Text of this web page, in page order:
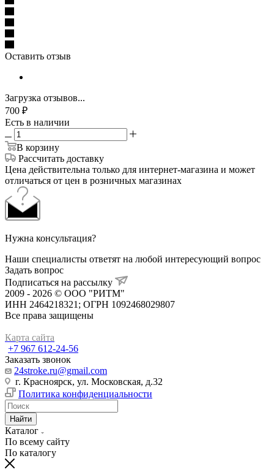
Оставить отзыв
Загрузка отзывов...
700 ₽
Есть в наличии
В корзину
Рассчитать доставку
Цена действительна только для интернет-магазина и может
отличаться от цен в розничных магазинах
Нужна консультация?
Наши специалисты ответят на любой интересующий вопрос
Задать вопрос
Подписаться на рассылку
2009 - 2026 © ООО "РИТМ"
ИНН 2464218321; ОГРН 1092468029807
Все права защищены
Карта сайта
+7 967 612-24-56
Заказать звонок
24stroke.ru@gmail.com
г. Красноярск, ул. Московская, д.32
Политика конфиденциальности
Найти
Каталог
По всему сайту
По каталогу